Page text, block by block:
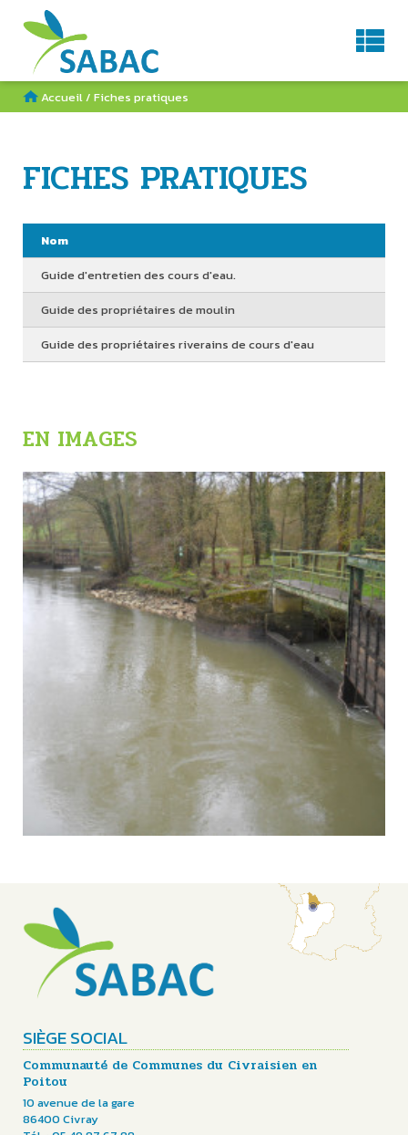
Service d'Aménagement du BAssin de la Charente
RECHERCHE
Accueil/ Fiches pratiques
FICHES PRATIQUES
Nom
Guide d'entretien des cours d'eau.
Guide des propriétaires de moulin
Guide des propriétaires riverains de cours d'eau
EN IMAGES
SIÈGE SOCIAL
Communauté de Communes du Civraisien en
Poitou
10 avenue de la gare
86400 Civray